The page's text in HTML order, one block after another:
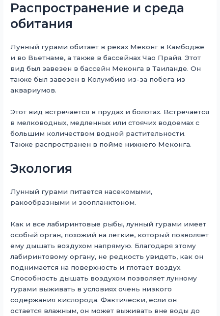
Распространение и среда
обитания
Лунный гурами обитает в реках Меконг в Камбодже
и во Вьетнаме, а также в бассейнах Чао Прайя. Этот
вид был завезен в бассейн Меконга в Таиланде. Он
также был завезен в Колумбию из-за побега из
аквариумов.
Этот вид встречается в прудах и болотах. Встречается
в мелководных, медленных или стоячих водоемах с
большим количеством водной растительности.
Также распространен в пойме нижнего Меконга.
Экология
Лунный гурами питается насекомыми,
ракообразными и зоопланктоном.
Как и все лабиринтовые рыбы, лунный гурами имеет
особый орган, похожий на легкие, который позволяет
ему дышать воздухом напрямую. Благодаря этому
лабиринтовому органу, не редкость увидеть, как он
поднимается на поверхность и глотает воздух.
Способность дышать воздухом позволяет лунному
гурами выживать в условиях очень низкого
содержания кислорода. Фактически, если он
остается влажным, он может выживать вне воды до